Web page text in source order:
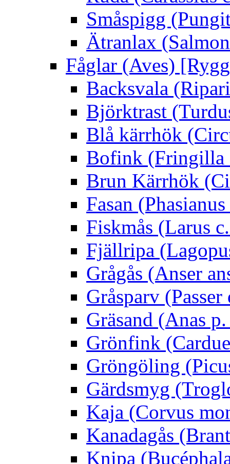
Småspigg
Ätranlax
Fåglar (Aves)
Backsvala
Björktrast
Blå kärrhök
Bofink (Fringilla
Brun Kärrhök
Fasan
Fiskmås (Larus
Fjällripa
Grågås (Anser
Gråsparv
Gräsand (Anas
Grönfink
Gröngöling
Gärdsmyg
Kaja (Corvus
Kanadagås
Knipa